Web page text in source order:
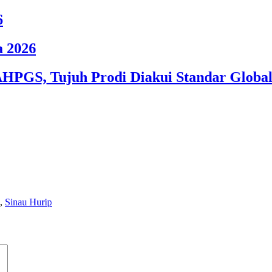
2026
Tujuh Prodi Diakui Standar Global
, Sinau Hurip